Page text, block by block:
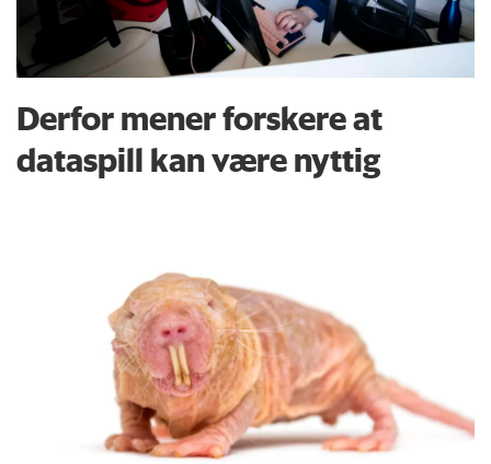
Derfor mener forskere at
dataspill kan være nyttig